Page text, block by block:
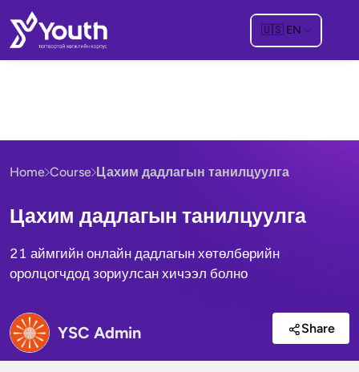
🇺🇸 EN
Home Course Цахим дадлагын танилцуулга
Цахим дадлагын танилцуулга
21 аймгийн онлайн дадлагын хөтөлбөрийн
оролцогчдод зориулсан хичээл болно
YSC Admin Share